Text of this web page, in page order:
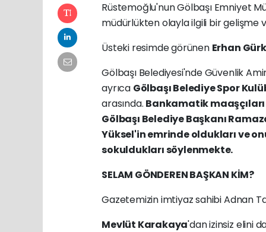
Rüstemoğlu'nun Gölbaşı Emniyet
müdürlükten olayla ilgili bir gelişme
Üsteki resimde görünen Erhan
Gölbaşı Belediyesi'nde Güvenlik
ayrıca Gölbaşı Belediye Spor
arasında. Bankamatik
Gölbaşı Belediye Başkanı
Yüksel'in emrinde oldukları ve
sokuldukları söylenmekte.
SELAM GÖNDEREN BAŞKAN KİM?
Gazetemizin imtiyaz sahibi Adnan
Mevlüt Karakaya'dan izinsiz elini